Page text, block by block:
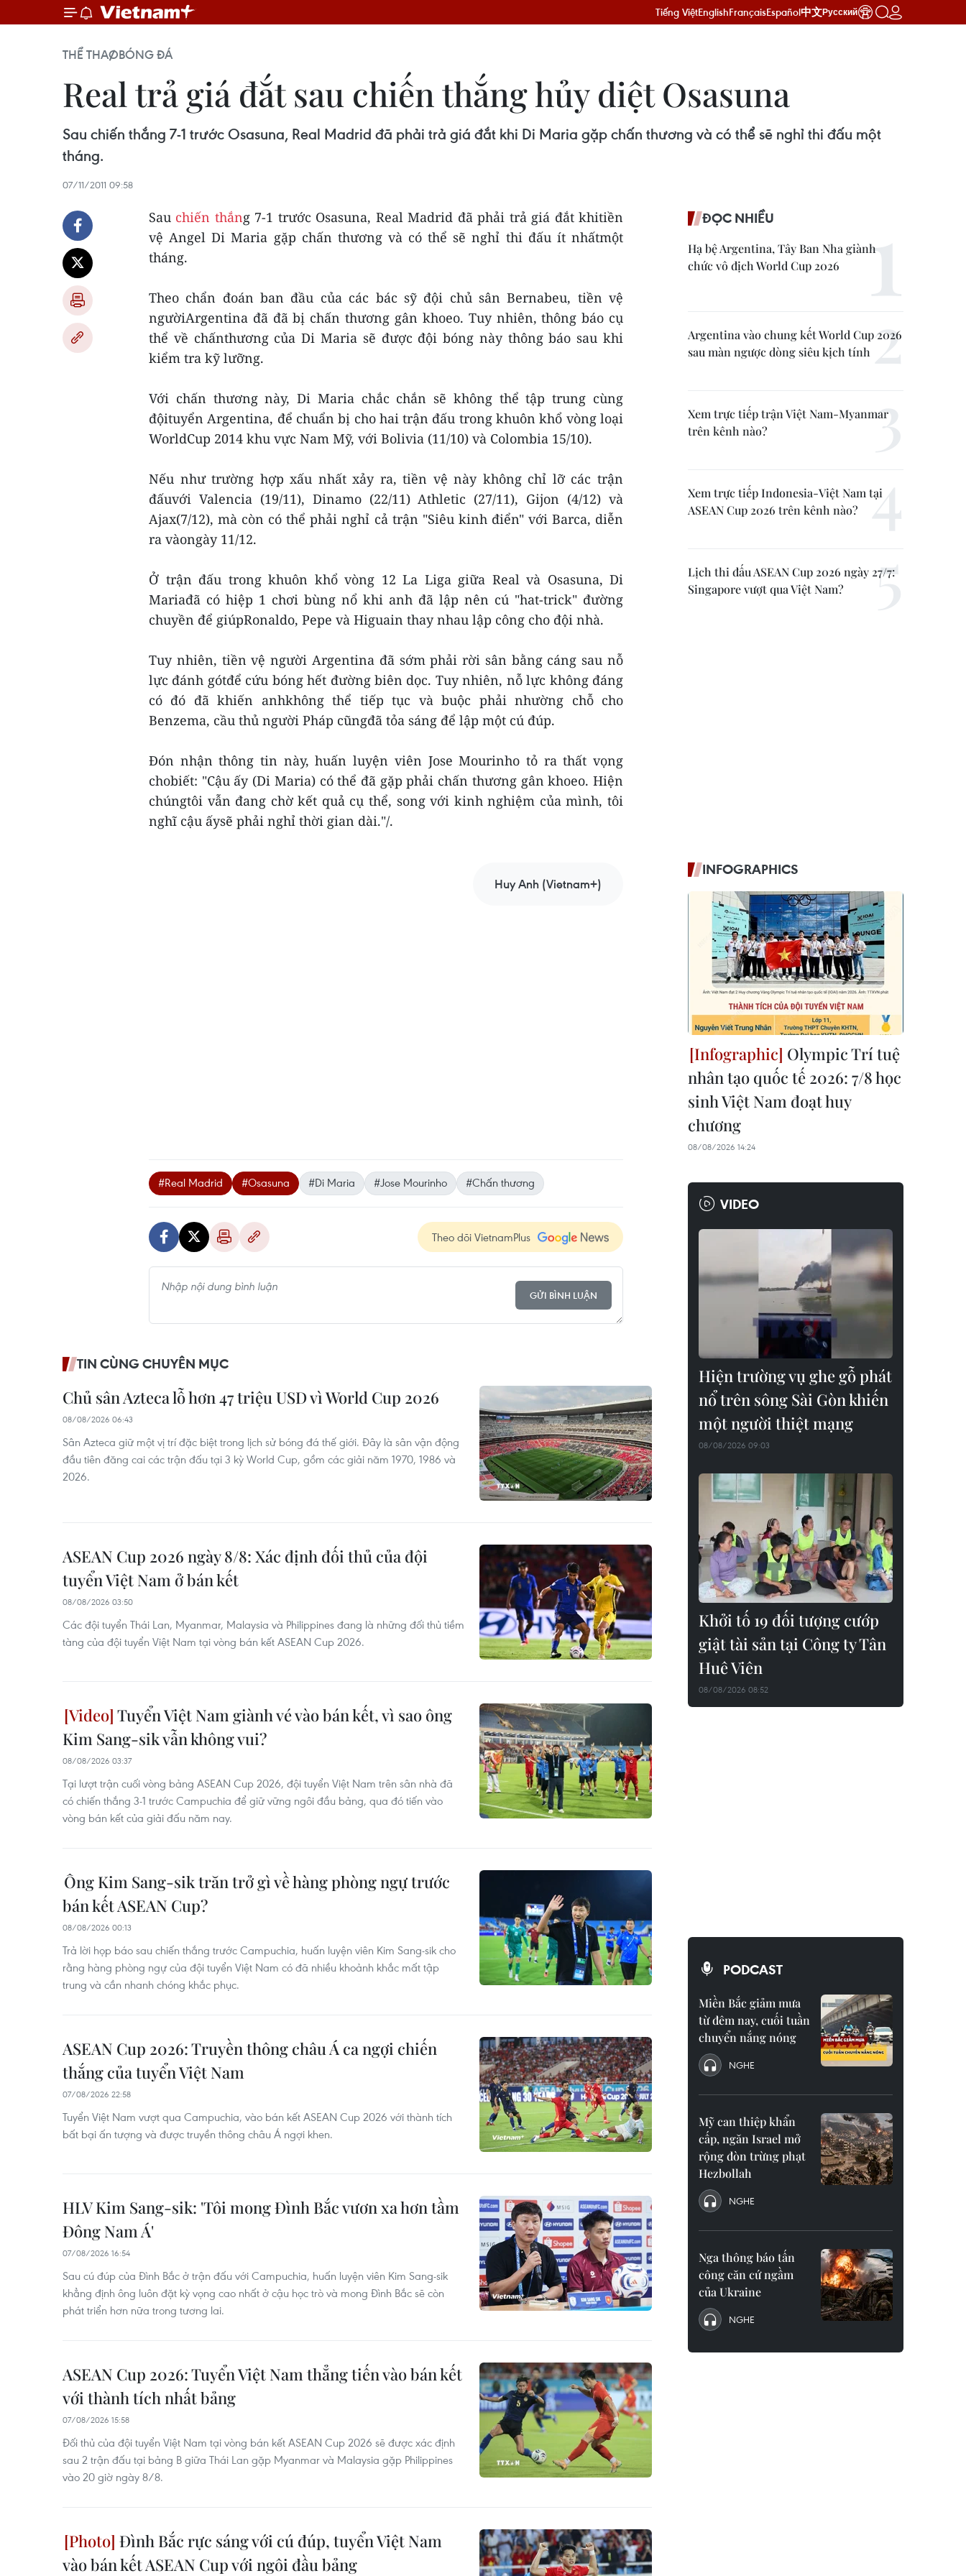
Tiếng ViệtEnglishFrançaisEspañol中文Русский
THỂ THAOBÓNG ĐÁ
Real trả giá đắt sau chiến thắng hủy diệt Osasuna
Sau chiến thắng 7-1 trước Osasuna, Real Madrid đã phải trả giá đắt khi Di Maria gặp chấn thương và có thể sẽ nghỉ thi đấu một
tháng.
07/11/2011 09:58
Sau chiến thắng 7-1 trước Osasuna, Real Madrid đã phải trả giá đắt khitiền
vệ Angel Di Maria gặp chấn thương và có thể sẽ nghỉ thi đấu ít nhấtmột
tháng.
Theo chẩn đoán ban đầu của các bác sỹ đội chủ sân Bernabeu, tiền vệ
ngườiArgentina đã đã bị chấn thương gân khoeo. Tuy nhiên, thông báo cụ
thể về chấnthương của Di Maria sẽ được đội bóng này thông báo sau khi
kiểm tra kỹ lưỡng.
Với chấn thương này, Di Maria chắc chắn sẽ không thể tập trung cùng
độituyển Argentina, để chuẩn bị cho hai trận đấu trong khuôn khổ vòng loại
WorldCup 2014 khu vực Nam Mỹ, với Bolivia (11/10) và Colombia 15/10).
Nếu như trường hợp xấu nhất xảy ra, tiền vệ này không chỉ lỡ các trận
đấuvới Valencia (19/11), Dinamo (22/11) Athletic (27/11), Gijon (4/12) và
Ajax(7/12), mà còn có thể phải nghỉ cả trận "Siêu kinh điển" với Barca, diễn
ra vàongày 11/12.
Ở trận đấu trong khuôn khổ vòng 12 La Liga giữa Real và Osasuna, Di
Mariađã có hiệp 1 chơi bùng nổ khi anh đã lập nên cú "hat-trick" đường
chuyền để giúpRonaldo, Pepe và Higuain thay nhau lập công cho đội nhà.
Tuy nhiên, tiền vệ người Argentina đã sớm phải rời sân bằng cáng sau nỗ
lực đánh gótđể cứu bóng hết đường biên dọc. Tuy nhiên, nỗ lực không đáng
có đó đã khiến anhkhông thể tiếp tục và buộc phải nhường chỗ cho
Benzema, cầu thủ người Pháp cũngđã tỏa sáng để lập một cú đúp.
Đón nhận thông tin này, huấn luyện viên Jose Mourinho tỏ ra thất vọng
chobiết: "Cậu ấy (Di Maria) có thể đã gặp phải chấn thương gân khoeo. Hiện
chúngtôi vẫn đang chờ kết quả cụ thể, song với kinh nghiệm của mình, tôi
nghĩ cậu ấysẽ phải nghỉ thời gian dài."/.
Huy Anh (Vietnam+)
#Real Madrid #Osasuna #Di Maria #Jose Mourinho #Chấn thương
Theo dõi VietnamPlus
GỬI BÌNH LUẬN
TIN CÙNG CHUYÊN MỤC
Chủ sân Azteca lỗ hơn 47 triệu USD vì World Cup 2026
08/08/2026 06:43
Sân Azteca giữ một vị trí đặc biệt trong lịch sử bóng đá thế giới. Đây là sân vận động
đầu tiên đăng cai các trận đấu tại 3 kỳ World Cup, gồm các giải năm 1970, 1986 và
2026.
ASEAN Cup 2026 ngày 8/8: Xác định đối thủ của đội
tuyển Việt Nam ở bán kết
08/08/2026 03:50
Các đội tuyển Thái Lan, Myanmar, Malaysia và Philippines đang là những đối thủ tiềm
tàng của đội tuyển Việt Nam tại vòng bán kết ASEAN Cup 2026.
Tuyển Việt Nam giành vé vào bán kết, vì sao ông
Kim Sang-sik vẫn không vui?
08/08/2026 03:37
Tại lượt trận cuối vòng bảng ASEAN Cup 2026, đội tuyển Việt Nam trên sân nhà đã
có chiến thắng 3-1 trước Campuchia để giữ vững ngôi đầu bảng, qua đó tiến vào
vòng bán kết của giải đấu năm nay.
Ông Kim Sang-sik trăn trở gì về hàng phòng ngự trước
bán kết ASEAN Cup?
08/08/2026 00:13
Trả lời họp báo sau chiến thắng trước Campuchia, huấn luyện viên Kim Sang-sik cho
rằng hàng phòng ngự của đội tuyển Việt Nam có đã nhiều khoảnh khắc mất tập
trung và cần nhanh chóng khắc phục.
ASEAN Cup 2026: Truyền thông châu Á ca ngợi chiến
thắng của tuyển Việt Nam
07/08/2026 22:58
Tuyển Việt Nam vượt qua Campuchia, vào bán kết ASEAN Cup 2026 với thành tích
bất bại ấn tượng và được truyền thông châu Á ngợi khen.
HLV Kim Sang-sik: 'Tôi mong Đình Bắc vươn xa hơn tầm
Đông Nam Á'
07/08/2026 16:54
Sau cú đúp của Đình Bắc ở trận đấu với Campuchia, huấn luyện viên Kim Sang-sik
khẳng định ông luôn đặt kỳ vọng cao nhất ở cậu học trò và mong Đình Bắc sẽ còn
phát triển hơn nữa trong tương lai.
ASEAN Cup 2026: Tuyển Việt Nam thẳng tiến vào bán kết
với thành tích nhất bảng
07/08/2026 15:58
Đối thủ của đội tuyển Việt Nam tại vòng bán kết ASEAN Cup 2026 sẽ được xác định
sau 2 trận đấu tại bảng B giữa Thái Lan gặp Myanmar và Malaysia gặp Philippines
vào 20 giờ ngày 8/8.
Đình Bắc rực sáng với cú đúp, tuyển Việt Nam
vào bán kết ASEAN Cup với ngôi đầu bảng
ĐỌC NHIỀU
Hạ bệ Argentina, Tây Ban Nha giành
chức vô địch World Cup 2026
Argentina vào chung kết World Cup 2026
sau màn ngược dòng siêu kịch tính
Xem trực tiếp trận Việt Nam-Myanmar
trên kênh nào?
Xem trực tiếp Indonesia-Việt Nam tại
ASEAN Cup 2026 trên kênh nào?
Lịch thi đấu ASEAN Cup 2026 ngày 27/7:
Singapore vượt qua Việt Nam?
INFOGRAPHICS
Olympic Trí tuệ
nhân tạo quốc tế 2026: 7/8 học
sinh Việt Nam đoạt huy
chương
08/08/2026 14:24
VIDEO
Hiện trường vụ ghe gỗ phát
nổ trên sông Sài Gòn khiến
một người thiệt mạng
08/08/2026 09:03
Khởi tố 19 đối tượng cướp
giật tài sản tại Công ty Tân
Huê Viên
08/08/2026 08:52
PODCAST
Miền Bắc giảm mưa
từ đêm nay, cuối tuần
chuyển nắng nóng
NGHE
Mỹ can thiệp khẩn
cấp, ngăn Israel mở
rộng đòn trừng phạt
Hezbollah
NGHE
Nga thông báo tấn
công căn cứ ngầm
của Ukraine
NGHE